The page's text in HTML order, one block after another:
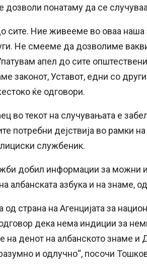
понатаму да се
сите. Ние живееме во оваа наша
Не смееме да дозволиме
апел до сите
законот, Уставот, едни со
ќе одговори.
во текот на случувањата е
потребни дејствија во рамки
службеник.
добил информации за можни
албанската азбука и на знаме,
страна на Агенцијата за
дека нема индиции за
денот на албанското знаме и
и одлучно“, посочи